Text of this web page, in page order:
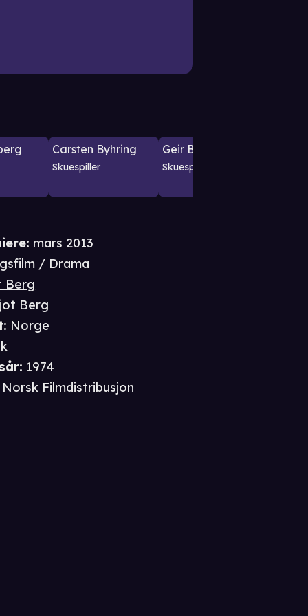
Carsten Byhring
Skuespiller
Geir Børresen
Skuespiller
: mars 2013
/ Drama
Berg
Berg
: Norge
: 1974
Norsk Filmdistribusjon